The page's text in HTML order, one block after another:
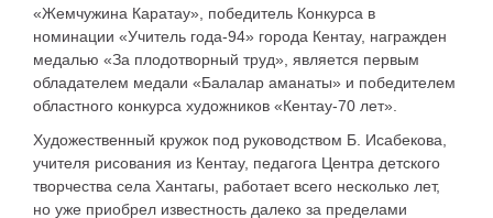
«Жемчужина Каратау», победитель Конкурса в
номинации «Учитель года-94» города Кентау, награжден
медалью «За плодотворный труд», является первым
обладателем медали «Балалар аманаты» и победителем
областного конкурса художников «Кентау-70 лет».
Художественный кружок под руководством Б. Исабекова,
учителя рисования из Кентау, педагога Центра детского
творчества села Хантагы, работает всего несколько лет,
но уже приобрел известность далеко за пределами